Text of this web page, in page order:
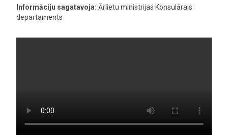
Informāciju sagatavoja: Ārlietu ministrijas Konsulārais
departaments